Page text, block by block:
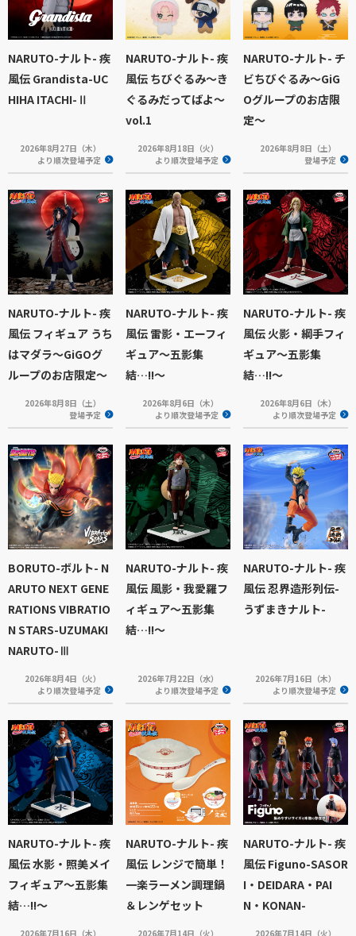
NARUTO-ナルト- 疾
風伝 Grandista-UC
HIHA ITACHI-Ⅱ
2026年8月27日（木）
より順次登場予定
NARUTO-ナルト- 疾
風伝 ちびぐるみ～き
ぐるみだってばよ～
vol.1
2026年8月18日（火）
より順次登場予定
NARUTO-ナルト- チ
ビちびぐるみ〜GiG
Oグループのお店限
定〜
2026年8月8日（土）
登場予定
NARUTO-ナルト- 疾
風伝 フィギュア うち
はマダラ～GiGOグ
ループのお店限定～
2026年8月8日（土）
登場予定
NARUTO-ナルト- 疾
風伝 雷影・エーフィ
ギュア～五影集
結…!!～
2026年8月6日（木）
より順次登場予定
NARUTO-ナルト- 疾
風伝 火影・綱手フィ
ギュア～五影集
結…!!～
2026年8月6日（木）
より順次登場予定
BORUTO-ボルト- N
ARUTO NEXT GENE
RATIONS VIBRATIO
N STARS-UZUMAKI
NARUTO-Ⅲ
2026年8月4日（火）
より順次登場予定
NARUTO-ナルト- 疾
風伝 風影・我愛羅フ
ィギュア～五影集
結…!!～
2026年7月22日（水）
より順次登場予定
NARUTO-ナルト- 疾
風伝 忍界造形列伝-
うずまきナルト-
2026年7月16日（木）
より順次登場予定
NARUTO-ナルト- 疾
風伝 水影・照美メイ
フィギュア～五影集
結…!!～
2026年7月16日（木）
NARUTO-ナルト- 疾
風伝 レンジで簡単！
一楽ラーメン調理鍋
＆レンゲセット
2026年7月14日（火）
NARUTO-ナルト- 疾
風伝 Figuno-SASOR
I・DEIDARA・PAI
N・KONAN-
2026年7月14日（火）